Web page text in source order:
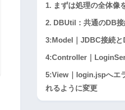
1. まずは処理の全体像
2. DBUtil：共通のDB接
3:Model｜JDBC接続と
4:Controller｜
5:View｜login.jspへエ
れるように変更